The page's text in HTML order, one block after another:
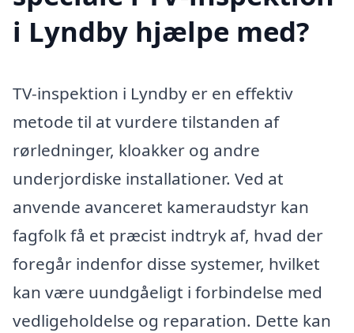
i Lyndby hjælpe med?
TV-inspektion i Lyndby er en effektiv
metode til at vurdere tilstanden af
rørledninger, kloakker og andre
underjordiske installationer. Ved at
anvende avanceret kameraudstyr kan
fagfolk få et præcist indtryk af, hvad der
foregår indenfor disse systemer, hvilket
kan være uundgåeligt i forbindelse med
vedligeholdelse og reparation. Dette kan